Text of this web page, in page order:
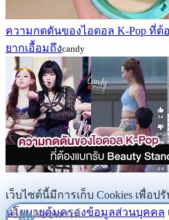
ความกดดันของไอดอล K-Pop ที่ต้อ
ยากเอื้อมถึงcandy
เว็บไซต์นี้มีการเก็บ Cookies เพื่อ
นโยบายคุ้มครองข้อมูลส่วนบุคคล